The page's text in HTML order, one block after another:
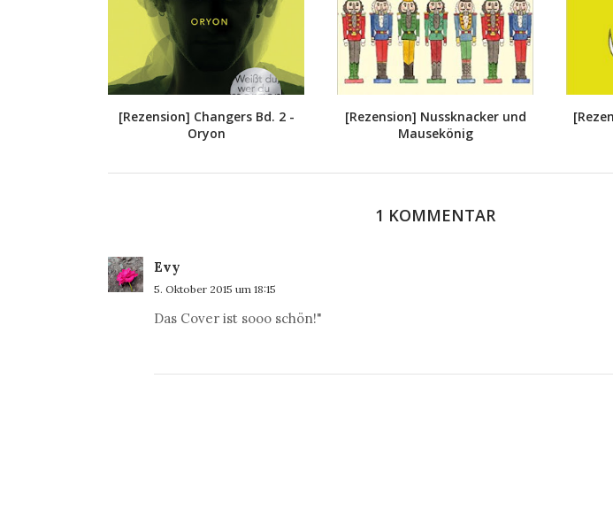
[Rezension] Changers Bd. 2 -
Oryon
[Rezension] Nussknacker und
Mausekönig
1 KOMMENTAR
Evy
5. Oktober 2015 um 18:15
Das Cover ist sooo schön!"